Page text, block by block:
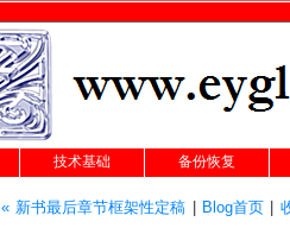
技术基础 备份恢复
« 新书最后章节框架性定稿 Blog首页|